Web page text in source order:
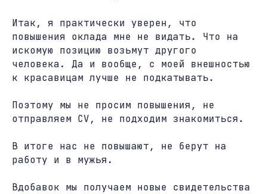
Итак, я практически уверен, что
повышения оклада мне не видать. Что на
искомую позицию возьмут другого
человека. Да и вообще, с моей внешностью
к красавицам лучше не подкатывать.
Поэтому мы не просим повышения, не
отправляем CV, не подходим знакомиться.
В итоге нас не повышают, не берут на
работу и в мужья.
Вдобавок мы получаем новые свидетельства